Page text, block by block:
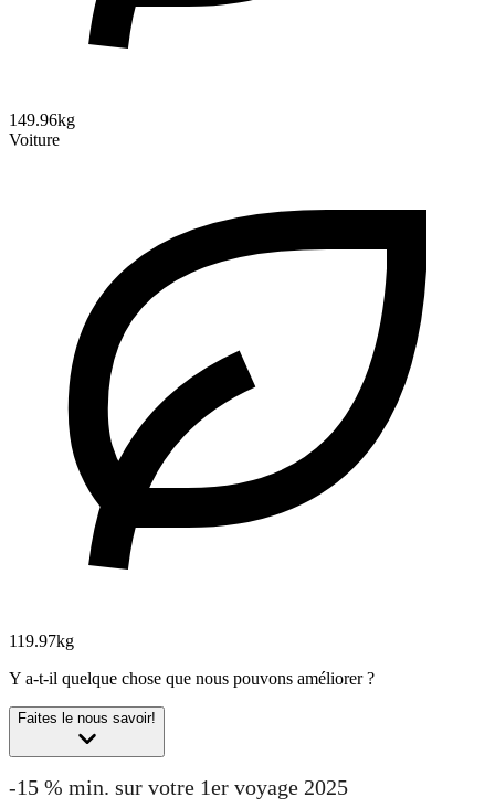
149.96kg
Voiture
119.97kg
Y a-t-il quelque chose que nous pouvons améliorer ?
Faites le nous savoir!
-15 % min. sur votre 1er voyage 2025